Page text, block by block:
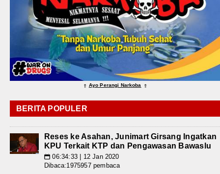
⇑ Ayo Perangi Narkoba ⇑
BERITA POPULER
Reses ke Asahan, Junimart Girsang Ingatkan
KPU Terkait KTP dan Pengawasan Bawaslu
📅 06:34:33 | 12 Jan 2020
Dibaca:1975957 pembaca